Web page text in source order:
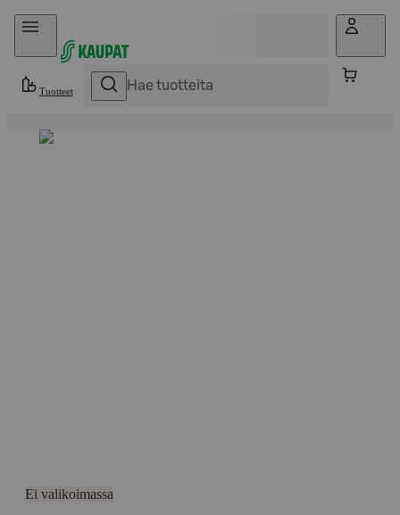
Hyppää sisältöön
Tuotteet
Ei valikoimassa